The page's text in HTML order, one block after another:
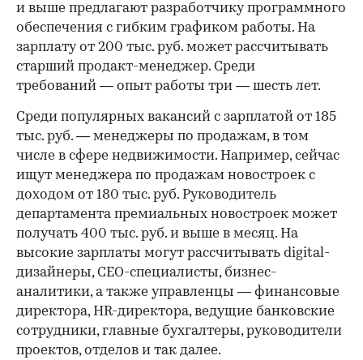
и выше предлагают разработчику программного
обеспечения с гибким графиком работы. На
зарплату от 200 тыс. руб. может рассчитывать
старший продакт-менеджер. Среди
требований — опыт работы три — шесть лет.
Среди популярных вакансий с зарплатой от 185
тыс. руб. — менеджеры по продажам, в том
числе в сфере недвижимости. Например, сейчас
ищут менеджера по продажам новостроек с
доходом от 180 тыс. руб. Руководитель
департамента премиальных новостроек может
получать 400 тыс. руб. и выше в месяц. На
высокие зарплаты могут рассчитывать digital-
дизайнеры, CEO-специалисты, бизнес-
аналитики, а также управленцы — финансовые
директора, HR-директора, ведущие банковские
сотрудники, главные бухгалтеры, руководители
проектов, отделов и так далее.